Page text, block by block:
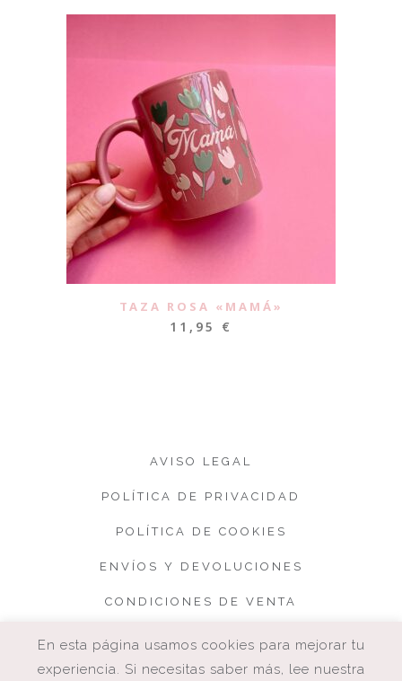
TAZA ROSA «MAMÁ»
11,95 €
AVISO LEGAL
POLÍTICA DE PRIVACIDAD
POLÍTICA DE COOKIES
ENVÍOS Y DEVOLUCIONES
CONDICIONES DE VENTA
En esta página usamos cookies para mejorar tu
experiencia. Si necesitas saber más, lee nuestra